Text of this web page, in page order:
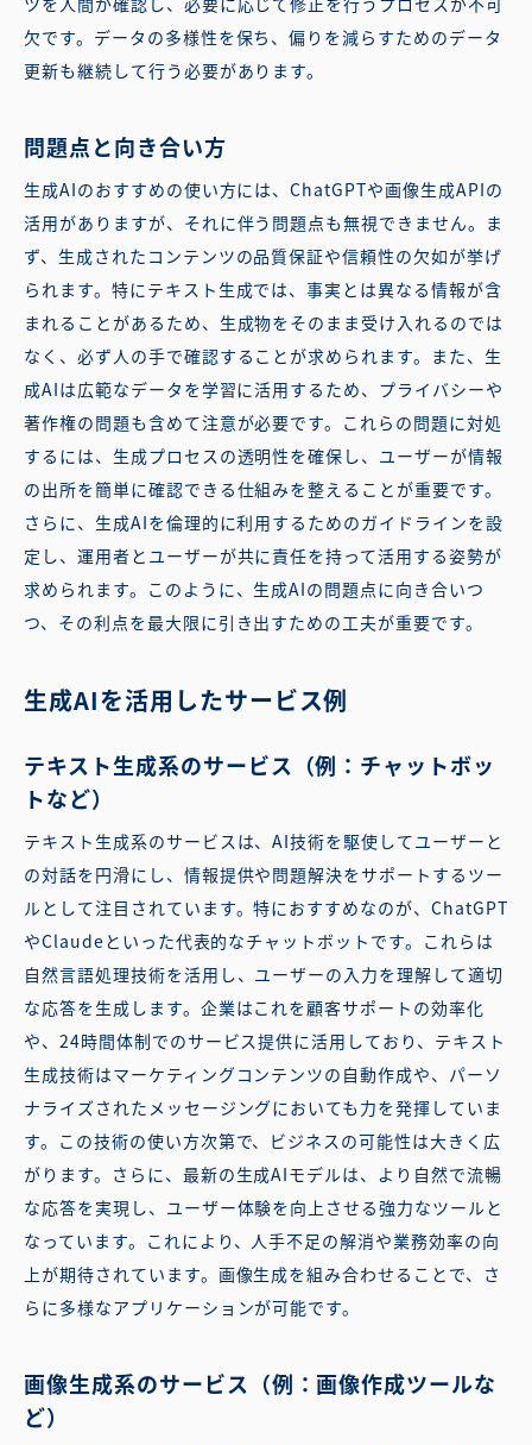
欠です。データの多様性を保ち、偏りを減らすためのデータ
更新も継続して行う必要があります。
問題点と向き合い方
生成AIのおすすめの使い方には、ChatGPTや画像生成APIの
活用がありますが、それに伴う問題点も無視できません。ま
ず、生成されたコンテンツの品質保証や信頼性の欠如が挙げ
られます。特にテキスト生成では、事実とは異なる情報が含
まれることがあるため、生成物をそのまま受け入れるのでは
なく、必ず人の手で確認することが求められます。また、生
成AIは広範なデータを学習に活用するため、プライバシーや
著作権の問題も含めて注意が必要です。これらの問題に対処
するには、生成プロセスの透明性を確保し、ユーザーが情報
の出所を簡単に確認できる仕組みを整えることが重要です。
さらに、生成AIを倫理的に利用するためのガイドラインを設
定し、運用者とユーザーが共に責任を持って活用する姿勢が
求められます。このように、生成AIの問題点に向き合いつ
つ、その利点を最大限に引き出すための工夫が重要です。
生成AIを活用したサービス例
テキスト生成系のサービス（例：チャットボッ
トなど）
テキスト生成系のサービスは、AI技術を駆使してユーザーと
の対話を円滑にし、情報提供や問題解決をサポートするツー
ルとして注目されています。特におすすめなのが、ChatGPT
やClaudeといった代表的なチャットボットです。これらは
自然言語処理技術を活用し、ユーザーの入力を理解して適切
な応答を生成します。企業はこれを顧客サポートの効率化
や、24時間体制でのサービス提供に活用しており、テキスト
生成技術はマーケティングコンテンツの自動作成や、パーソ
ナライズされたメッセージングにおいても力を発揮していま
す。この技術の使い方次第で、ビジネスの可能性は大きく広
がります。さらに、最新の生成AIモデルは、より自然で流暢
な応答を実現し、ユーザー体験を向上させる強力なツールと
なっています。これにより、人手不足の解消や業務効率の向
上が期待されています。画像生成を組み合わせることで、さ
らに多様なアプリケーションが可能です。
画像生成系のサービス（例：画像作成ツールな
ど）